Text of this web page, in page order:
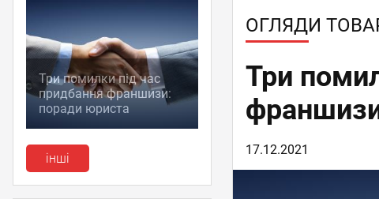
Три помилки під час
придбання франшизи:
поради юриста
інші
ОГЛЯДИ
Три
17.12.2021